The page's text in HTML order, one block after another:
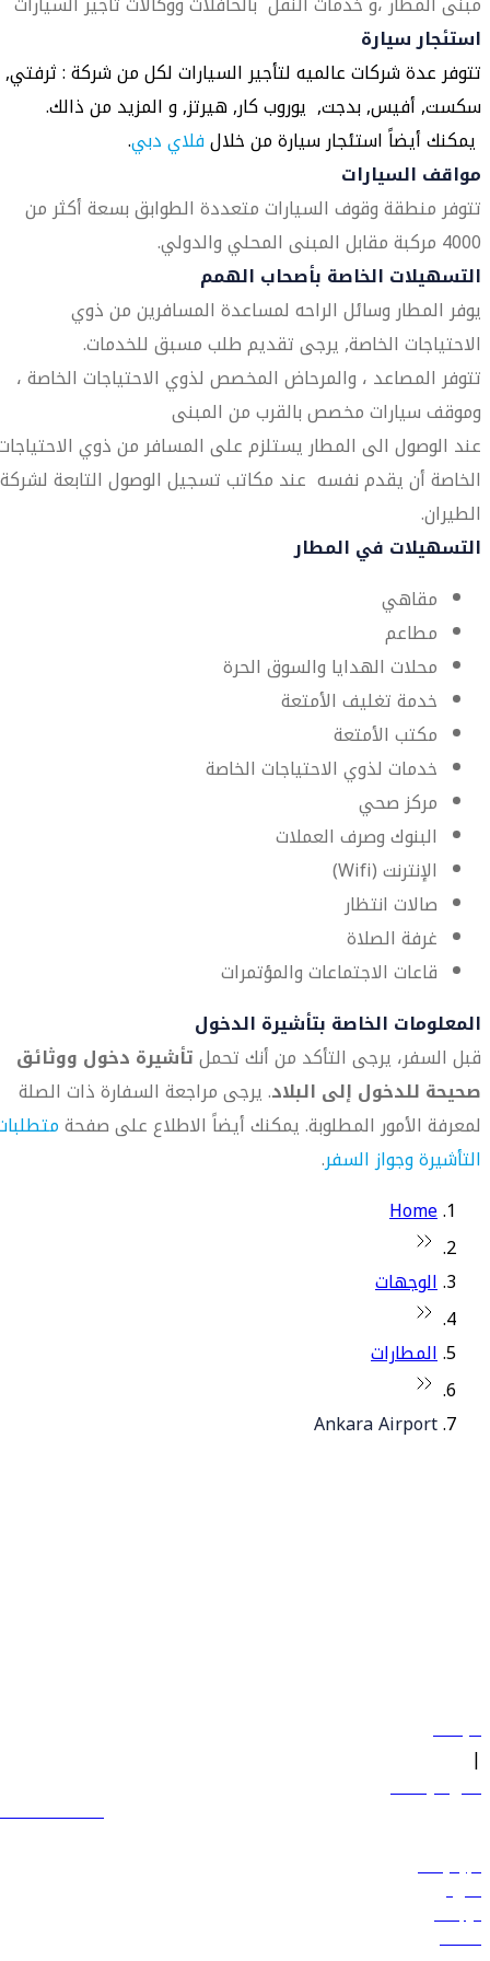
استئجار سيارة
تتوفر عدة شركات عالميه لتأجير السيارات لكل من شركة : ثرفتي,
سكست, أفيس, بدجت, يوروب كار, هيرتز, و المزيد من ذالك.
يمكنك أيضاً استئجار سيارة من خلالفلاي دبي.
مواقف السيارات
تتوفر منطقة وقوف السيارات متعددة الطوابق بسعة أكثر من
4000 مركبة مقابل المبنى المحلي والدولي.
التسهيلات الخاصة بأصحاب الهمم
يوفر المطار وسائل الراحه لمساعدة المسافرين من ذوي
الاحتياجات الخاصة, يرجى تقديم طلب مسبق للخدمات.
تتوفر المصاعد ، والمرحاض المخصص لذوي الاحتياجات الخاصة ،
وموقف سيارات مخصص بالقرب من المبنى
عند الوصول الى المطار يستلزم على المسافر من ذوي
الخاصة أن يقدم نفسه عند مكاتب تسجيل الوصول التابعة لشركة
الطيران.
التسهيلات في المطار
مقاهي
مطاعم
محلات الهدايا والسوق الحرة
خدمة تغليف الأمتعة
مكتب الأمتعة
خدمات لذوي الاحتياجات الخاصة
مركز صحي
البنوك وصرف العملات
الإنترنت (Wifi)
صالات انتظار
غرفة الصلاة
قاعات الاجتماعات والمؤتمرات
المعلومات الخاصة بتأشيرة الدخول
قبل السفر، يرجى التأكد من أنك تحملتأشيرة دخول ووثائق
صحيحة للدخول إلى البلاد. يرجى مراجعة السفارة ذات الصلة
لمعرفة الأمور المطلوبة. يمكنك أيضاً الاطلاع على صفحة
التأشيرة وجواز السفر.
Home
الوجهات
المطارات
Ankara Airport
سياساتنا
|
الشروط والأحكام
600 544 445
حجز الرحلات
العروض
الوجهات
الأمتعة